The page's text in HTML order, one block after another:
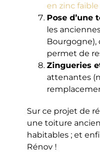
en zinc
Pose d’une
les
permet de
Zingueries
attenantes
Sur ce projet de
une toiture
habitables ; et
Rénov !